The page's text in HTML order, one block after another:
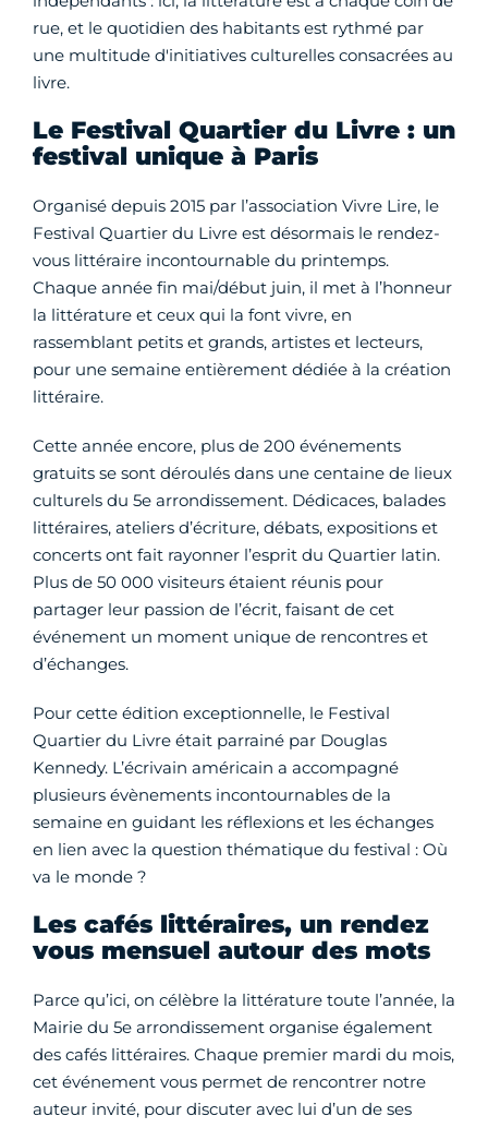
rue, et le quotidien des habitants est rythmé par
une multitude d'initiatives culturelles consacrées au
livre.
Le Festival Quartier du Livre : un
festival unique à Paris
Organisé depuis 2015 par l’association Vivre Lire, le
Festival Quartier du Livre est désormais le rendez-
vous littéraire incontournable du printemps.
Chaque année fin mai/début juin, il met à l’honneur
la littérature et ceux qui la font vivre, en
rassemblant petits et grands, artistes et lecteurs,
pour une semaine entièrement dédiée à la création
littéraire.
Cette année encore, plus de 200 événements
gratuits se sont déroulés dans une centaine de lieux
culturels du 5e arrondissement. Dédicaces, balades
littéraires, ateliers d’écriture, débats, expositions et
concerts ont fait rayonner l’esprit du Quartier latin.
Plus de 50 000 visiteurs étaient réunis pour
partager leur passion de l’écrit, faisant de cet
événement un moment unique de rencontres et
d’échanges.
Pour cette édition exceptionnelle, le Festival
Quartier du Livre était parrainé par Douglas
Kennedy. L’écrivain américain a accompagné
plusieurs évènements incontournables de la
semaine en guidant les réflexions et les échanges
en lien avec la question thématique du festival : Où
va le monde ?
Les cafés littéraires, un rendez
vous mensuel autour des mots
Parce qu’ici, on célèbre la littérature toute l’année, la
Mairie du 5e arrondissement organise également
des cafés littéraires. Chaque premier mardi du mois,
cet événement vous permet de rencontrer notre
auteur invité, pour discuter avec lui d’un de ses